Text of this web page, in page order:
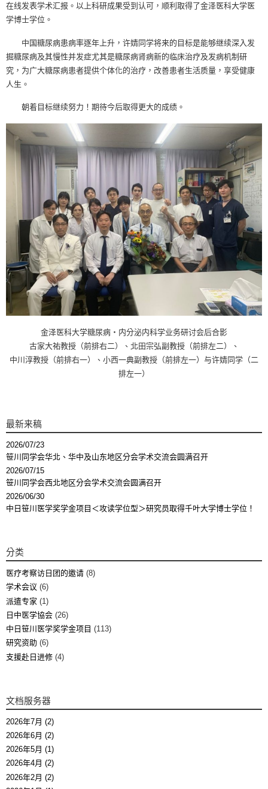
在线发表学术汇报。以上科研成果受到认可，顺利取得了金泽医科大学医
学博士学位。
中国糖尿病患病率逐年上升，许婧同学将来的目标是能够继续深入发
掘糖尿病及其慢性并发症尤其是糖尿病肾病新的临床治疗及发病机制研
究，为广大糖尿病患者提供个体化的治疗，改善患者生活质量，享受健康
人生。
朝着目标继续努力！期待今后取得更大的成绩。
金泽医科大学糖尿病・内分泌内科学业务研讨会后合影
古家大祐教授（前排右二）、北田宗弘副教授（前排左二）、
中川淳教授（前排右一）、小西一典副教授（前排左一）与许婧同学（二
排左一）
最新来稿
2026/07/23
笹川同学会华北、华中及山东地区分会学术交流会圆满召开
2026/07/15
笹川同学会西北地区分会学术交流会圆满召开
2026/06/30
中日笹川医学奖学金项目＜攻读学位型＞研究员取得千叶大学博士学位！
分类
医疗考察访日团的邀请 (8)
学术会议 (6)
派遣专家 (1)
日中医学協会 (26)
中日笹川医学奖学金项目 (113)
研究资助 (6)
支援赴日进修 (4)
文档服务器
2026年7月 (2)
2026年6月 (2)
2026年5月 (1)
2026年4月 (2)
2026年2月 (2)